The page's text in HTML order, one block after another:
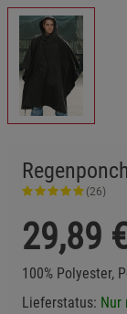
(26)
29,89
100% Polyester,
Lieferstatus: Nur